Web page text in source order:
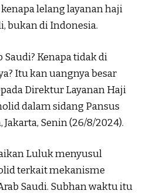
lelang layanan haji
bukan di Indonesia.
Saudi? Kenapa tidak di
Itu kan uangnya besar
Direktur Layanan Haji
dalam sidang Pansus
Senin (26/8/2024).
Luluk menyusul
terkait mekanisme
Saudi. Subhan waktu itu